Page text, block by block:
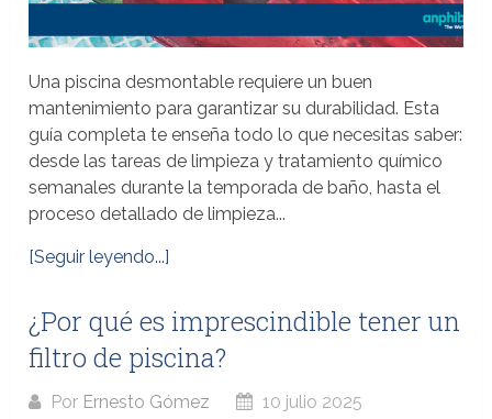
Una piscina desmontable requiere un buen
mantenimiento para garantizar su durabilidad. Esta
guía completa te enseña todo lo que necesitas saber:
desde las tareas de limpieza y tratamiento químico
semanales durante la temporada de baño, hasta el
proceso detallado de limpieza...
[Seguir leyendo...]
¿Por qué es imprescindible tener un
filtro de piscina?
Por Ernesto Gómez 10 julio 2025